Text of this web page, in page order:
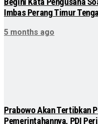
Imbas Perang Timur
5 months ago
Prabowo Akan Tertibkan
Pemerintahannya, PDI